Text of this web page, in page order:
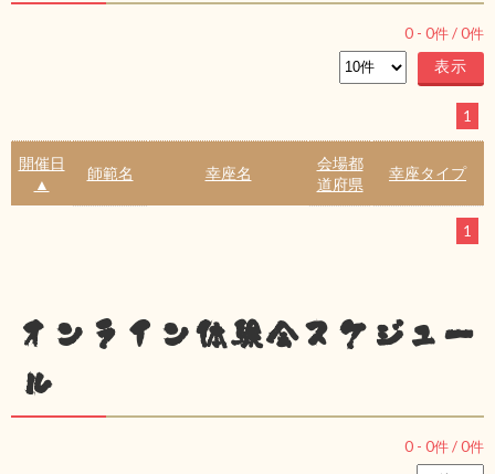
0 - 0件 /0件
1
開催日
▲
師範名 幸座名
会場都
道府県
幸座タイプ
1
オンライン体験会スケジュー
ル
0 - 0件 /0件